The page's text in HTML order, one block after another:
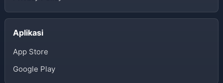
Aplikasi
App Store
Google Play